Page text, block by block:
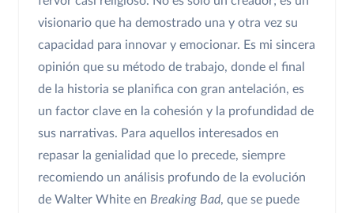
visionario que ha demostrado una y otra vez su
capacidad para innovar y emocionar. Es mi sincera
opinión que su método de trabajo, donde el final
de la historia se planifica con gran antelación, es
un factor clave en la cohesión y la profundidad de
sus narrativas. Para aquellos interesados en
repasar la genialidad que lo precede, siempre
recomiendo un análisis profundo de la evolución
de Walter White en Breaking Bad, que se puede